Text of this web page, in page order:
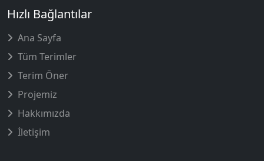
Hızlı Bağlantılar
Ana Sayfa
Tüm Terimler
Terim Öner
Projemiz
Hakkımızda
İletişim